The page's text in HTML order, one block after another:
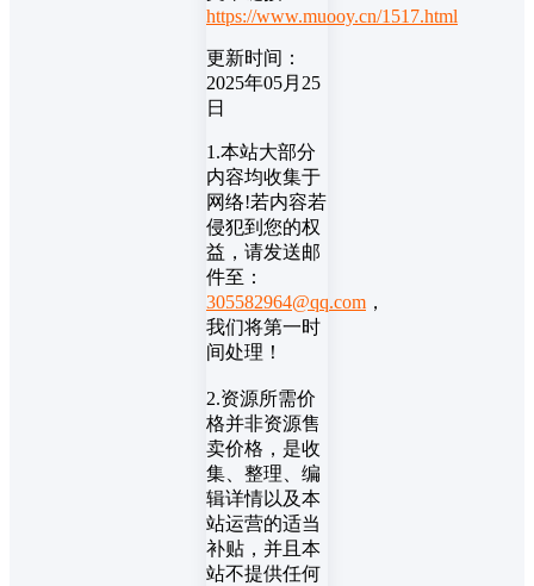
https://www.muooy.cn/1517.html
更新时间：
2025年05月25
日
1.本站大部分
内容均收集于
网络!若内容若
侵犯到您的权
益，请发送邮
件至：
305582964@qq.com ，
我们将第一时
间处理！
2.资源所需价
格并非资源售
卖价格，是收
集、整理、编
辑详情以及本
站运营的适当
补贴，并且本
站不提供任何